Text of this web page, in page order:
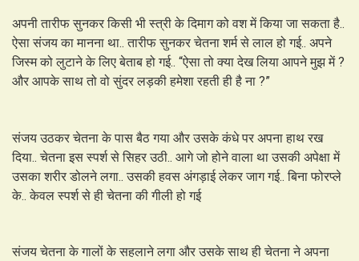
अपनी तारीफ सुनकर किसी भी स्त्री के दिमाग को वश में किया जा सकता है..
ऐसा संजय का मानना था.. तारीफ सुनकर चेतना शर्म से लाल हो गई.. अपने
जिस्म को लुटाने के लिए बेताब हो गई.. “ऐसा तो क्या देख लिया आपने मुझ में ?
और आपके साथ तो वो सुंदर लड़की हमेशा रहती ही है ना ?”
संजय उठकर चेतना के पास बैठ गया और उसके कंधे पर अपना हाथ रख
दिया.. चेतना इस स्पर्श से सिहर उठी.. आगे जो होने वाला था उसकी अपेक्षा में
उसका शरीर डोलने लगा.. उसकी हवस अंगड़ाई लेकर जाग गई.. बिना फोरप्ले
के.. केवल स्पर्श से ही चेतना की गीली हो गई
संजय चेतना के गालों के सहलाने लगा और उसके साथ ही चेतना ने अपना